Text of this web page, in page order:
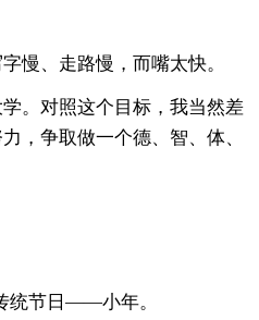
慢、走路慢，而嘴太快。
。对照这个目标，我当然差
，争取做一个德、智、体、
统节日——小年。